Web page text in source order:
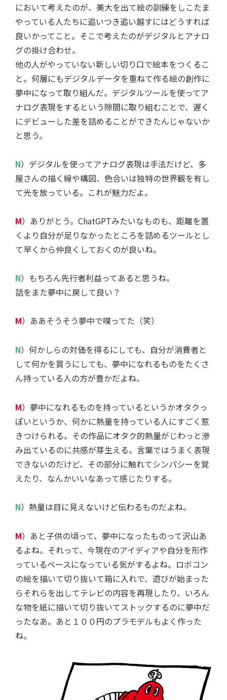
において考えたのが、美大を出て絵の訓練をしこたま
やっている人たちに追いつき追い越すにはどうすれば
良いかってこと。そこで考えたのがデジタルとアナロ
グの掛け合わせ。
他の人がやっていない新しい切り口で絵本をつくるこ
と。何層にもデジタルデータを重ねて作る絵の創作に
夢中になって取り組んだ。デジタルツールを使ってア
ナログ表現をするという隙間に取り組むことで、遅く
にデビューした差を詰めることができたんじゃないか
と思う。
N）デジタルを使ってアナログ表現は手法だけど、多
屋さんの描く線や構図、色合いは独特の世界観を有し
て光を放っている。これが魅力だよ。
M）ありがとう。ChatGPTみたいなものも、距離を置
くより自分が足りなかったところを詰めるツールとし
て早くから仲良くしておくのが良いね。
N）もちろん先行者利益ってあると思うね。
話をまた夢中に戻して良い？
M）ああそうそう夢中で喋ってた（笑）
N）何かしらの対価を得るにしても、自分が消費者と
して何かを買うにしても、夢中になれるものをたくさ
ん持っている人の方が豊かだよね。
M）夢中になれるものを持っているというかオタクっ
ぽいというか、何かに熱量を持っている人にすごく惹
きつけられる。その作品にオタク的熱量がじわっと滲
み出ているのに共感が芽生える。言葉ではうまく表現
できないのだけど、その部分に触れてシンパシーを覚
えたり、なんかいいなあって感じたりする。
N）熱量は目に見えないけど伝わるものだよね。
M）あと子供の頃って、夢中になったものって沢山あ
るよね。それって、今現在のアイディアや自分を形作
っているベースになっている気がするよね。ロボコン
の絵を描いて切り抜いて箱に入れで、遊びが始まった
らそれらを出してテレビの内容を再現したり、いろん
な物を紙に描いて切り抜いてストックするのに夢中だ
ったなあ。あと１００円のプラモデルもよく作った
ね。